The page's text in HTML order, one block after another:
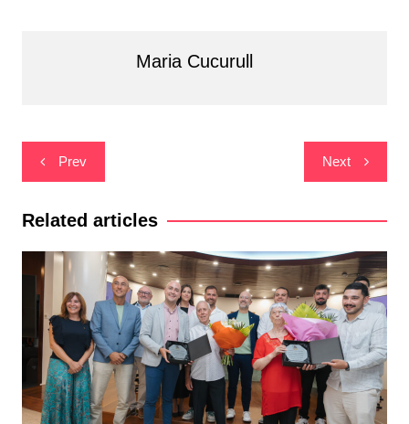
Maria Cucurull
Navegació
d'entrades
Prev Next
Related articles